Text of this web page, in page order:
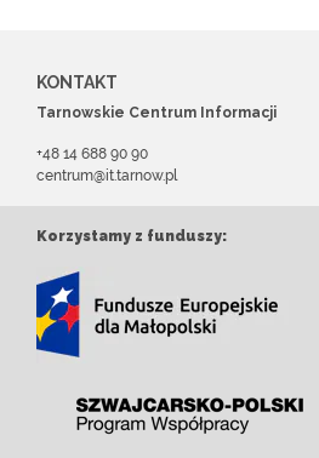
KONTAKT
Tarnowskie Centrum Informacji
+48 14 688 90 90
centrum@it.tarnow.pl
Korzystamy z funduszy: